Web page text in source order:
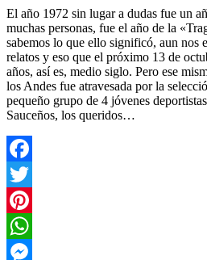
El año 1972 sin lugar a dudas fue un
muchas personas, fue el año de la
sabemos lo que ello significó, aun nos
relatos y eso que el próximo 13 de
años, así es, medio siglo. Pero ese
los Andes fue atravesada por la
pequeño grupo de 4 jóvenes
Sauceños, los queridos…
Facebook
Twitter
Pinterest
WhatsApp